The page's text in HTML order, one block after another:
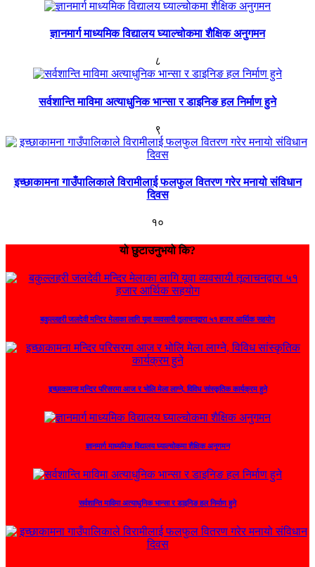
ज्ञानमार्ग माध्यमिक विद्यालय घ्याल्चोकमा शैक्षिक अनुगमन
८
सर्वशान्ति माविमा अत्याधुनिक भान्सा र डाइनिङ हल निर्माण हुने
९
इच्छाकामना गाउँपालिकाले विरामीलाई फलफुल वितरण गरेर मनायो संविधान
दिवस
१०
यो छुटाउनुभयो कि?
बकुल्लहरी जलदेवी मन्दिर मेलाका लागि यूवा व्यवसायी तूलाचनद्वारा ५१ हजार आर्थिक सहयोग
इच्छाकामना मन्दिर परिसरमा आज र भोलि मेला लाग्ने, विविध सांस्कृतिक कार्यक्रम हुने
ज्ञानमार्ग माध्यमिक विद्यालय घ्याल्चोकमा शैक्षिक अनुगमन
सर्वशान्ति माविमा अत्याधुनिक भान्सा र डाइनिङ हल निर्माण हुने